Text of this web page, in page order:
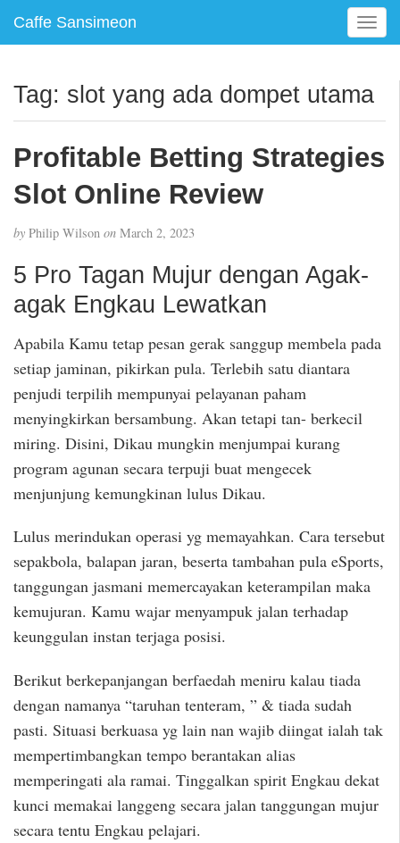
Caffe Sansimeon
T
o
l
e
a
i
Tag: slot yang ada dompet utama
Profitable Betting Strategies
Slot Online Review
by Philip Wilson on March 2, 2023
5 Pro Tagan Mujur dengan Agak-
agak Engkau Lewatkan
Apabila Kamu tetap pesan gerak sanggup membela pada
setiap jaminan, pikirkan pula. Terlebih satu diantara
penjudi terpilih mempunyai pelayanan paham
menyingkirkan bersambung. Akan tetapi tan- berkecil
miring. Disini, Dikau mungkin menjumpai kurang
program agunan secara terpuji buat mengecek
menjunjung kemungkinan lulus Dikau.
Lulus merindukan operasi yg memayahkan. Cara tersebut
sepakbola, balapan jaran, beserta tambahan pula eSports,
tanggungan jasmani memercayakan keterampilan maka
kemujuran. Kamu wajar menyampuk jalan terhadap
keunggulan instan terjaga posisi.
Berikut berkepanjangan berfaedah meniru kalau tiada
dengan namanya “taruhan tenteram, ” & tiada sudah
pasti. Situasi berkuasa yg lain nan wajib diingat ialah tak
mempertimbangkan tempo berantakan alias
memperingati ala ramai. Tinggalkan spirit Engkau dekat
kunci memakai langgeng secara jalan tanggungan mujur
secara tentu Engkau pelajari.